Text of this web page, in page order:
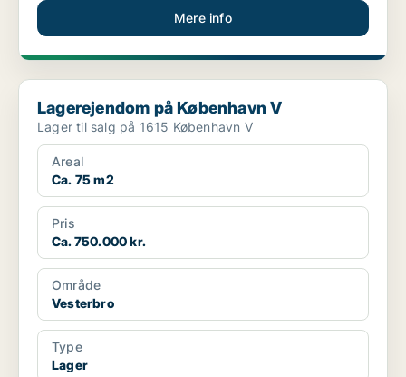
Mere info
Lagerejendom på København V
Lagerejendom på København V
Lager til salg på 1615 København V
Areal
Ca. 75 m2
Pris
Ca. 750.000 kr.
Område
Vesterbro
Type
Lager